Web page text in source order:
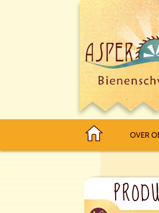
OVER